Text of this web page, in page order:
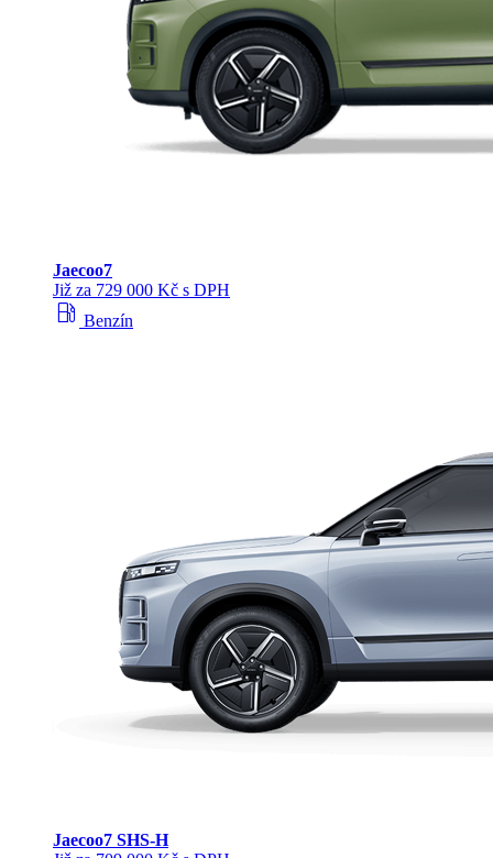
Jaecoo7
Již za 729 000 Kč s DPH
local_gas_station Benzín
Jaecoo7 SHS-H